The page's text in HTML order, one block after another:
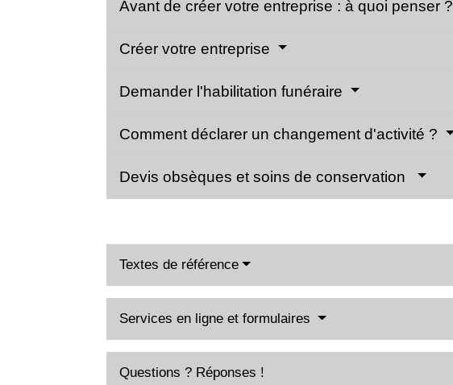
Avant de créer votre entreprise : à quoi penser ?
Créer votre entreprise
Demander l'habilitation funéraire
Comment déclarer un changement d'activité ?
Devis obsèques et soins de conservation
Textes de référence
Services en ligne et formulaires
Questions ? Réponses !